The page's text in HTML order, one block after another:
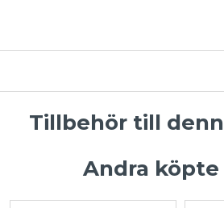
Tillbehör till
Andra köpte